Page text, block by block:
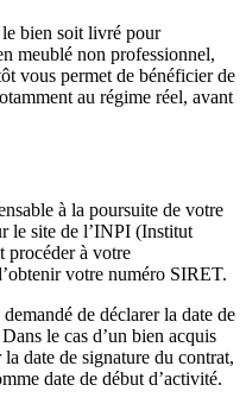
bien soit livré pour
meublé non professionnel,
vous permet de bénéficier de
au régime réel, avant
à la poursuite de votre
le site de l’INPI (Institut
procéder à votre
votre numéro SIRET.
de déclarer la date de
le cas d’un bien acquis
date de signature du contrat,
date de début d’activité.